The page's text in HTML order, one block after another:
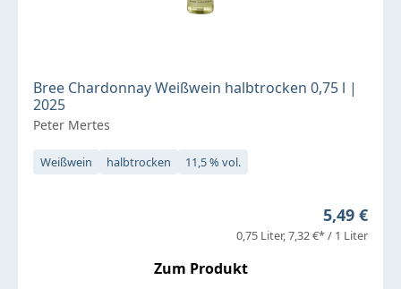
Bree Chardonnay Weißwein halbtrocken 0,75 l |
2025
Peter Mertes
Weißwein halbtrocken 11,5 % vol.
Regulärer
5,49 €
0,75 Liter 7,32 €* / 1 Liter
Zum Produkt